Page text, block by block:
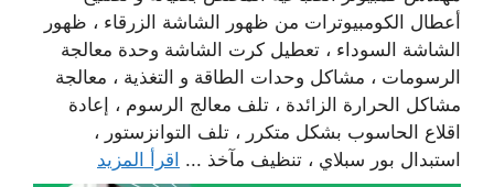
أعطال الكومبيوترات من ظهور الشاشة الزرقاء ، ظهور
الشاشة السوداء ، تعطيل كرت الشاشة وحدة معالجة
الرسومات ، مشاكل وحدات الطاقة و التغذية ، معالجة
مشاكل الحرارة الزائدة ، تلف معالج الرسوم ، إعادة
اقلاع الحاسوب بشكل متكرر ، تلف التوانزستور ،
استبدال بور سبلاي ، تنظيف مآخذ ... اقرأ المزيد